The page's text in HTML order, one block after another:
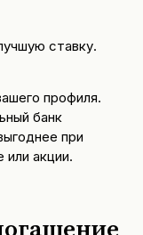
ставку.
профиля.
банк
при
или акции.